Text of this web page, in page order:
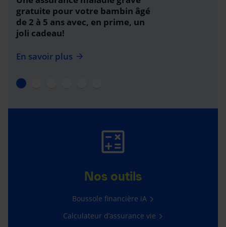
gratuite pour votre bambin âgé
de 2 à 5 ans avec, en prime, un
joli cadeau!
En savoir plus
Nos outils
Boussole financière iA
Calculateur d’assurance vie